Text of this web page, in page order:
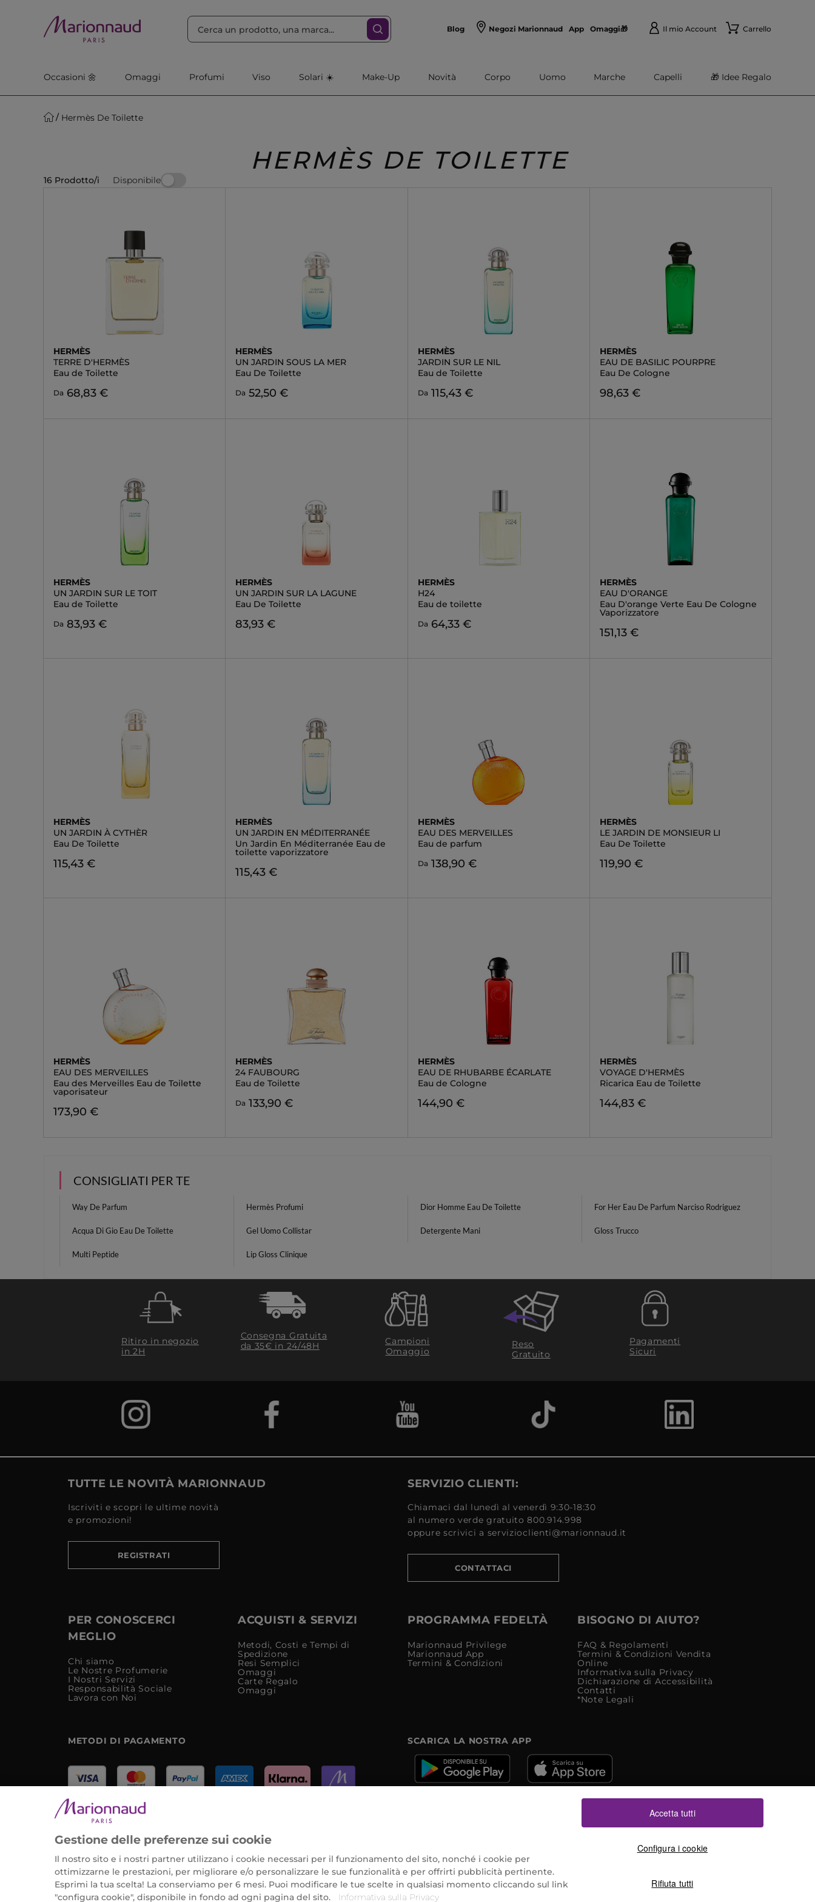
Blog Negozi Marionnaud App Omaggi🎁 Il mio Account Carrello
Occasioni 🌼 Omaggi Profumi Viso Solari ☀️ Make-Up Novità Corpo Uomo Marche Capelli 🎁 Idee Regalo
Hermès De Toilette
HERMÈS DE TOILETTE
16 Prodotto/i Disponibile
HERMÈS
TERRE D'HERMÈS
Eau de Toilette
Da 68,83 €
HERMÈS
UN JARDIN SOUS LA MER
Eau De Toilette
Da 52,50 €
HERMÈS
JARDIN SUR LE NIL
Eau de Toilette
Da 115,43 €
HERMÈS
EAU DE BASILIC POURPRE
Eau De Cologne
98,63 €
HERMÈS
UN JARDIN SUR LE TOIT
Eau de Toilette
Da 83,93 €
HERMÈS
UN JARDIN SUR LA LAGUNE
Eau De Toilette
83,93 €
HERMÈS
H24
Eau de toilette
Da 64,33 €
HERMÈS
EAU D'ORANGE
Eau D'orange Verte Eau De Cologne
Vaporizzatore
151,13 €
HERMÈS
UN JARDIN À CYTHÈR
Eau De Toilette
115,43 €
HERMÈS
UN JARDIN EN MÉDITERRANÉE
Un Jardin En Méditerranée Eau de
toilette vaporizzatore
115,43 €
HERMÈS
EAU DES MERVEILLES
Eau de parfum
Da 138,90 €
HERMÈS
LE JARDIN DE MONSIEUR LI
Eau De Toilette
119,90 €
HERMÈS
EAU DES MERVEILLES
Eau des Merveilles Eau de Toilette
vaporisateur
173,90 €
HERMÈS
24 FAUBOURG
Eau de Toilette
Da 133,90 €
HERMÈS
EAU DE RHUBARBE ÉCARLATE
Eau de Cologne
144,90 €
HERMÈS
VOYAGE D'HERMÈS
Ricarica Eau de Toilette
144,83 €
CONSIGLIATI PER TE
Way De Parfum Hermès Profumi Dior Homme Eau De Toilette For Her Eau De Parfum Narciso Rodriguez
Acqua Di Gio Eau De Toilette Gel Uomo Collistar Detergente Mani Gloss Trucco
Multi Peptide Lip Gloss Clinique
Ritiro in negozio
in 2H
Consegna Gratuita
da 35€​ in 24/48H
Campioni
Omaggio
Reso
Gratuito
Pagamenti
Sicuri
TUTTE LE NOVITÀ MARIONNAUD
Iscriviti e scopri le ultime novità
e promozioni!
REGISTRATI
SERVIZIO CLIENTI:
Chiamaci dal lunedì al venerdì 9:30-18:30
al numero verde gratuito 800.914.998
oppure scrivici a servizioclienti@marionnaud.it
CONTATTACI
PER CONOSCERCI
MEGLIO
Chi siamo
Le Nostre Profumerie
I Nostri Servizi
Responsabilità Sociale
Lavora con Noi
ACQUISTI & SERVIZI
Metodi, Costi e Tempi di
Spedizione
Resi Semplici
Omaggi
Carte Regalo
Omaggi
PROGRAMMA FEDELTÀ
Marionnaud Privilege
Marionnaud App
Termini & Condizioni
BISOGNO DI AIUTO?
FAQ & Regolamenti
Termini & Condizioni Vendita
Online
Informativa sulla Privacy
Dichiarazione di Accessibilità
Contatti
*Note Legali
METODI DI PAGAMENTO
Marionnaud Parfumeries Italia S.r.l.
Largo Fiera Milano 5, 20017 Rho (MI)
REA Milano 1650024 con P.IVA 13425220152.
SCARICA LA NOSTRA APP
©2026 Marionnaud
| Sitemap
Gestione delle preferenze sui cookie
Il nostro sito e i nostri partner utilizzano i cookie necessari per il funzionamento del sito, nonché i cookie per
ottimizzarne le prestazioni, per migliorare e/o personalizzare le sue funzionalità e per offrirti pubblicità pertinente.
Esprimi la tua scelta! La conserviamo per 6 mesi. Puoi modificare le tue scelte in qualsiasi momento cliccando sul link
"configura cookie", disponibile in fondo ad ogni pagina del sito.
Informativa sulla Privacy
Configura i cookie
Rifiuta tutti
Accetta tutti